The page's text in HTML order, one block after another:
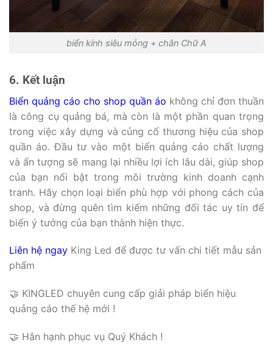
biển kính siêu mỏng + chân Chữ A
6. Kết luận
Biển quảng cáo cho shop quần áo không chỉ đơn thuần
là công cụ quảng bá, mà còn là một phần quan trọng
trong việc xây dựng và củng cố thương hiệu của shop
quần áo. Đầu tư vào một biển quảng cáo chất lượng
và ấn tượng sẽ mang lại nhiều lợi ích lâu dài, giúp shop
của bạn nổi bật trong môi trường kinh doanh cạnh
tranh. Hãy chọn loại biển phù hợp với phong cách của
shop, và đừng quên tìm kiếm những đối tác uy tín để
biến ý tưởng của bạn thành hiện thực.
Liên hệ ngay King Led để được tư vấn chi tiết mẫu sản
phẩm
🤝 KINGLED chuyên cung cấp giải pháp biển hiệu
quảng cáo thế hệ mới !
🤝 Hân hạnh phục vụ Quý Khách !